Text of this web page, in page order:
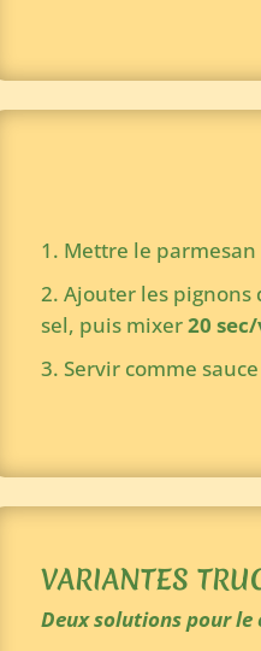
Mettre le
Ajouter les pignons
sel, puis mixer20
Servir comme
VARIANTES
Deux solutions pour le